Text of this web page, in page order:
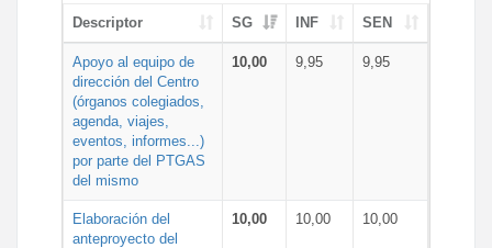
Descriptor SG INF SEN
Apoyo al equipo de
dirección del Centro
(órganos colegiados,
agenda, viajes,
eventos, informes...)
por parte del PTGAS
del mismo
10,00 9,95 9,95
Elaboración del
anteproyecto del
10,00 10,00 10,00